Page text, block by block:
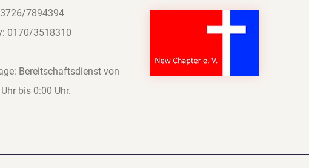
7894394
0170/3518310
Bereitschaftsdienst von
bis 0:00 Uhr.